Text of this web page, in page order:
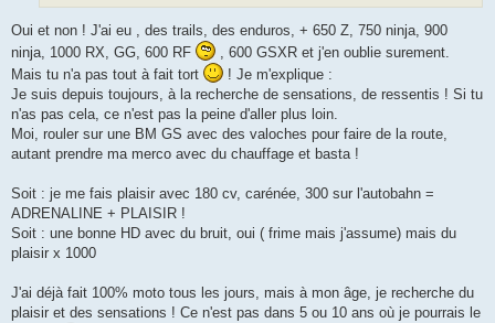
Oui et non ! J'ai eu , des trails, des enduros, + 650 Z, 750 ninja, 900
ninja, 1000 RX, GG, 600 RF
, 600 GSXR et j'en oublie surement.
Mais tu n'a pas tout à fait tort
! Je m'explique :
Je suis depuis toujours, à la recherche de sensations, de ressentis ! Si tu
n'as pas cela, ce n'est pas la peine d'aller plus loin.
Moi, rouler sur une BM GS avec des valoches pour faire de la route,
autant prendre ma merco avec du chauffage et basta !
Soit : je me fais plaisir avec 180 cv, carénée, 300 sur l'autobahn =
ADRENALINE + PLAISIR !
Soit : une bonne HD avec du bruit, oui ( frime mais j'assume) mais du
plaisir x 1000
J'ai déjà fait 100% moto tous les jours, mais à mon âge, je recherche du
plaisir et des sensations ! Ce n'est pas dans 5 ou 10 ans où je pourrais le